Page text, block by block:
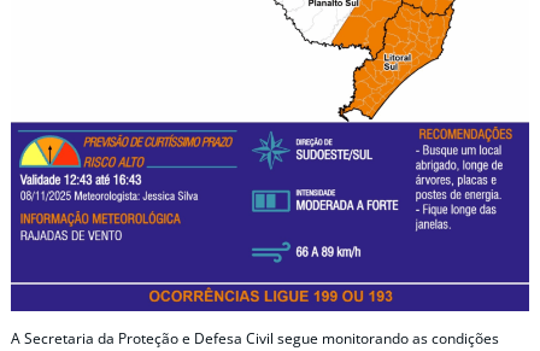
A Secretaria da Proteção e Defesa Civil segue monitorando as condições